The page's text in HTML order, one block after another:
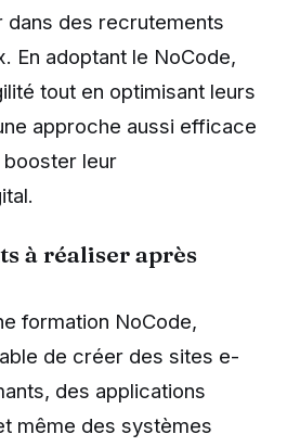
dans des recrutements
En adoptant le NoCode,
tout en optimisant leurs
approche aussi efficace
booster leur
à réaliser après
formation NoCode,
de créer des sites e-
des applications
même des systèmes